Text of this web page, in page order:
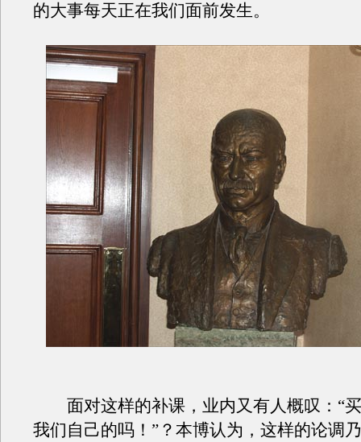
的大事每天正在我们面前发生。
面对这样的补课，业内又有人概叹：“
我们自己的吗！”？本博认为，这样的论调